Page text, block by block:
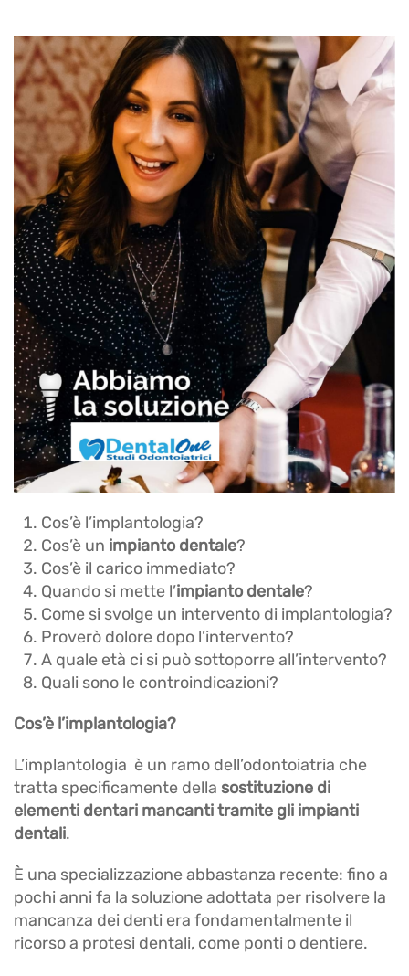
Cos’è l’implantologia?
Cos’è un impianto dentale?
Cos’è il carico immediato?
Quando si mette l’impianto dentale?
Come si svolge un intervento di implantologia?
Proverò dolore dopo l’intervento?
A quale età ci si può sottoporre all’intervento?
Quali sono le controindicazioni?
Cos’è l’implantologia?
L’implantologia è un ramo dell’odontoiatria che
tratta specificamente della sostituzione di
elementi dentari mancanti tramite gli impianti
dentali.
È una specializzazione abbastanza recente: fino a
pochi anni fa la soluzione adottata per risolvere la
mancanza dei denti era fondamentalmente il
ricorso a protesi dentali, come ponti o dentiere.